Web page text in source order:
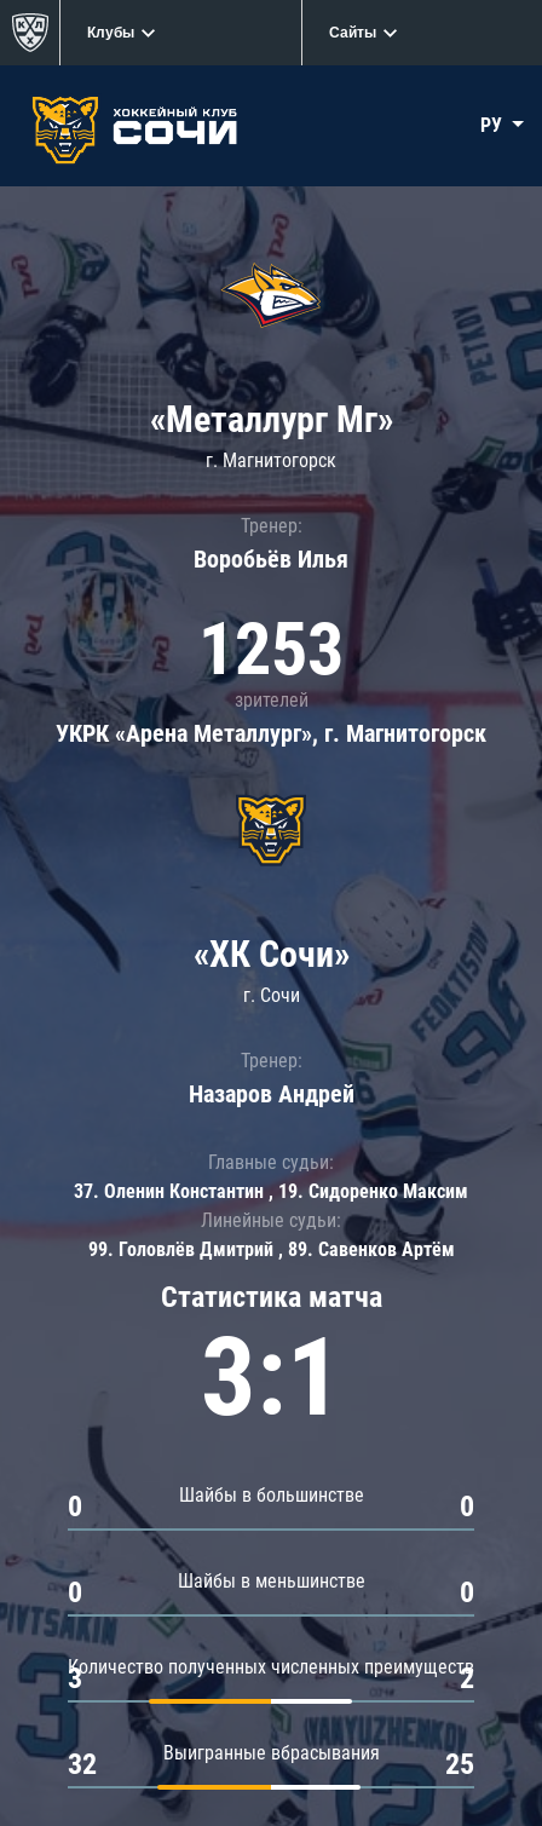
Клубы Сайты
РУ
«Металлург Мг»
г. Магнитогорск
Тренер:
Воробьёв Илья
1253
зрителей
УКРК «Арена Металлург», г. Магнитогорск
Статистика матча
3:1
Шайбы в большинстве
0 0
Шайбы в меньшинстве
0 0
Количество полученных численных преимуществ
3 2
Выигранные вбрасывания
32 25
«ХК Сочи»
г. Сочи
Тренер:
Назаров Андрей
Главные судьи:
37. Оленин Константин , 19. Сидоренко Максим
Линейные судьи:
99. Головлёв Дмитрий , 89. Савенков Артём